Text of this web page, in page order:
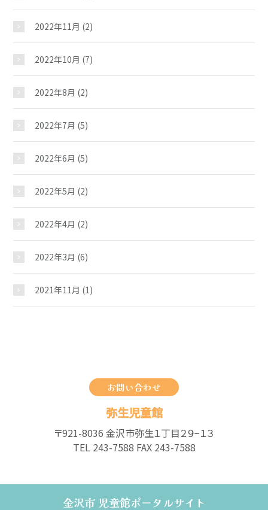
2022年11月 (2)
2022年10月 (7)
2022年8月 (2)
2022年7月 (5)
2022年6月 (5)
2022年5月 (2)
2022年4月 (2)
2022年3月 (6)
2021年11月 (1)
お問い合わせ
弥生児童館
〒921-8036 金沢市弥生１丁目２９−１３
TEL 243-7588 FAX 243-7588
金沢市 児童館ポータルサイト